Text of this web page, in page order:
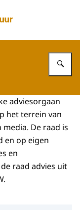
voor Cultuur
adviesorgaan
het terrein van
De raad is
en op eigen
en
raad advies uit